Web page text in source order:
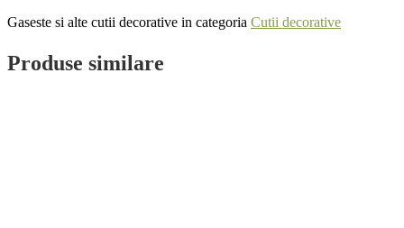
Gaseste si alte cutii decorative in categoria Cutii decorative
Produse similare